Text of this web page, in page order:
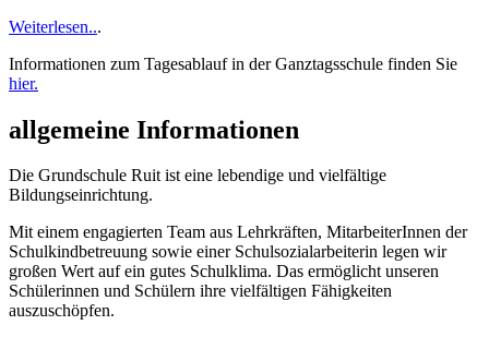
Weiterlesen...
Informationen zum Tagesablauf in der Ganztagsschule finden Sie
hier.
allgemeine Informationen
Die Grundschule Ruit ist eine lebendige und vielfältige
Bildungseinrichtung.
Mit einem engagierten Team aus Lehrkräften, MitarbeiterInnen der
Schulkindbetreuung sowie einer Schulsozialarbeiterin legen wir
großen Wert auf ein gutes Schulklima. Das ermöglicht unseren
Schülerinnen und Schülern ihre vielfältigen Fähigkeiten
auszuschöpfen.